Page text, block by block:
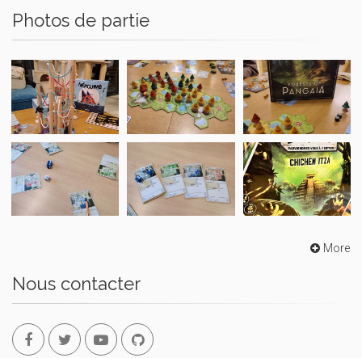
Photos de partie
More
Nous contacter